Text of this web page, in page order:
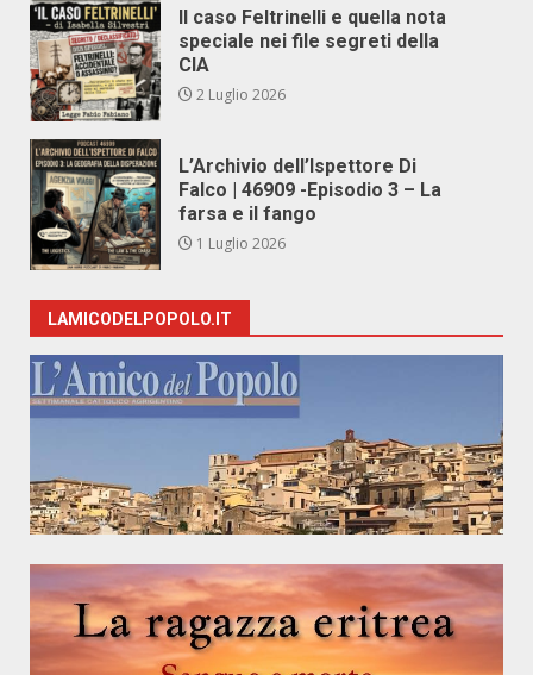
Il caso Feltrinelli e quella nota
speciale nei file segreti della
CIA
2 Luglio 2026
L’Archivio dell’Ispettore Di
Falco | 46909 -Episodio 3 – La
farsa e il fango
1 Luglio 2026
LAMICODELPOPOLO.IT